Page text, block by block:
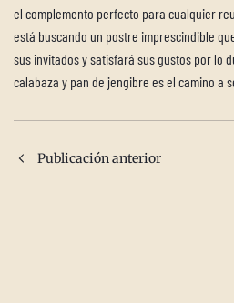
el complemento perfecto para cualquier
está buscando un postre imprescindible
sus invitados y satisfará sus gustos por lo
calabaza y pan de jengibre es el camino a
Publicación anterior